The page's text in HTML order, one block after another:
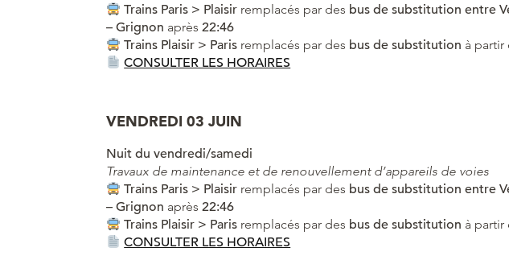
Trains Paris > Plaisir remplacés par des bus de substitution entre
– Grignon après 22:46
Trains Plaisir > Paris remplacés par des bus de substitution à
CONSULTER LES HORAIRES
VENDREDI 03 JUIN
Nuit du vendredi/samedi
Travaux de maintenance et de renouvellement d’appareils de voies
Trains Paris > Plaisir remplacés par des bus de substitution entre
– Grignon après 22:46
Trains Plaisir > Paris remplacés par des bus de substitution à
CONSULTER LES HORAIRES